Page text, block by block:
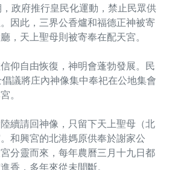
政府推行皇民化運動，禁止民眾供
因此，三界公香爐和福德正神被寄
，天上聖母則被寄奉在配天宮。
仰自由恢復，神明會蓬勃發展。民
議將庄內神像集中奉祀在公地集會
。
續請回神像，只留下天上聖母（北
和興宮的北港媽原供奉於謝家公
分靈而來，每年農曆三月十九日都
香，多年來從未間斷。